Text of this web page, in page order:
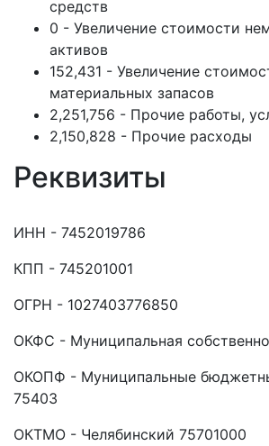
средств
0 - Увеличение стоимости
активов
152,431 - Увеличение
материальных запасов
2,251,756 - Прочие работы,
2,150,828 - Прочие расходы
Реквизиты
ИНН - 7452019786
КПП - 745201001
ОГРН - 1027403776850
ОКФС - Муниципальная
ОКОПФ - Муниципальные
75403
ОКТМО - Челябинский 75701000